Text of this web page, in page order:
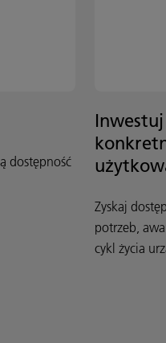
dostępność
Zyskaj
potrzeb,
cykl życia